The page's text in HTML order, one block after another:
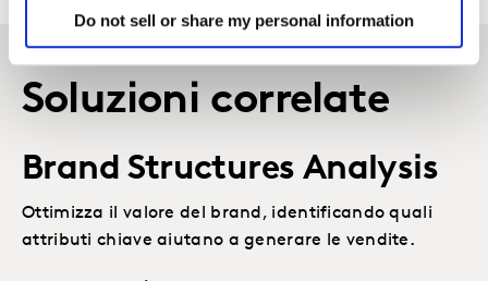
Do not sell or share my personal information
Soluzioni correlate
Brand Structures Analysis
Ottimizza il valore del brand, identificando quali
attributi chiave aiutano a generare le vendite.